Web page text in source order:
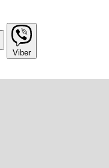
Viber